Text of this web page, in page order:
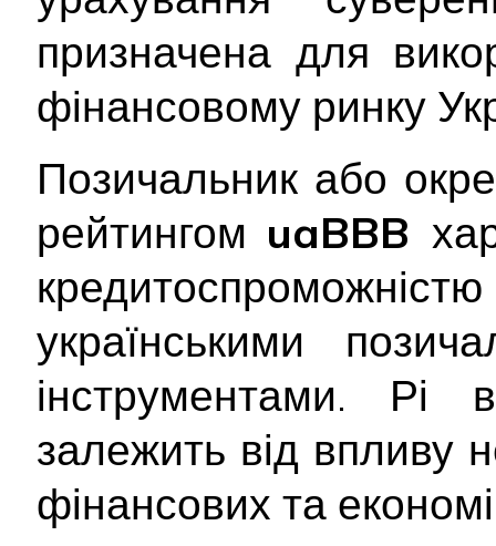
призначена для
фінансовому ринку
Позичальник або
рейтингом uaBBB
українськими
інструментами. Рі
залежить від впливу
фінансових та